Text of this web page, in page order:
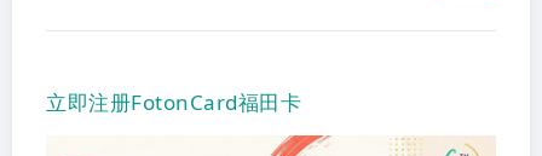
立即注册FotonCard福田卡